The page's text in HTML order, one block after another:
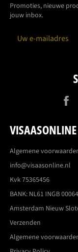
Promoties, nieuwe
jouw inbox.
VISAASONLINE
Algemene
info@visaasonline.nl
Kvk 75365456
BANK: NL61 INGB
Amsterdam Nieuw
Verzenden
Algemene